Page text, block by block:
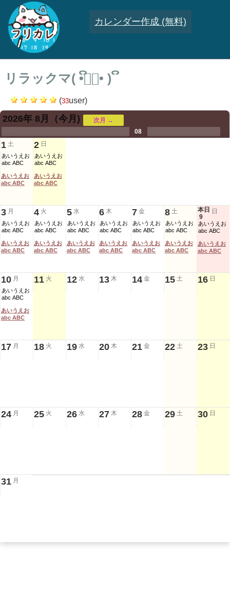
カレンダー作成 (無料)
リラックマ( ິ•ᆺ⃘• )ິ
(33user)
2026年 8月 （今月)
次月 →
08
1 土
あいうえお
abc ABC
あいうえお
abc ABC
2 日
あいうえお
abc ABC
あいうえお
abc ABC
3 月
あいうえお
abc ABC
あいうえお
abc ABC
4 火
あいうえお
abc ABC
あいうえお
abc ABC
5 水
あいうえお
abc ABC
あいうえお
abc ABC
6 木
あいうえお
abc ABC
あいうえお
abc ABC
7 金
あいうえお
abc ABC
あいうえお
abc ABC
8 土
あいうえお
abc ABC
あいうえお
abc ABC
本日
9
日
あいうえお
abc ABC
あいうえお
abc ABC
10 月
あいうえお
abc ABC
あいうえお
abc ABC
11 火 12 水 13 木 14 金 15 土 16 日
17 月 18 火 19 水 20 木 21 金 22 土 23 日
24 月 25 火 26 水 27 木 28 金 29 土 30 日
31 月